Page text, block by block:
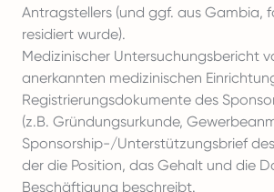
Antragstellers (und ggf. aus Gambia,
residiert wurde).
Medizinischer Untersuchungsbericht
anerkannten medizinischen
Registrierungsdokumente des
(z.B. Gründungsurkunde,
Sponsorship-/Unterstützungsbrief
der die Position, das Gehalt und die
Beschäftigung beschreibt.